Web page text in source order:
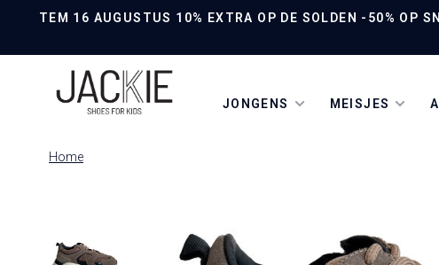
TEM 16 AUGUSTUS 10% EXTRA OP DE SOLDEN -50% OP
JONGENS MEISJES
Home